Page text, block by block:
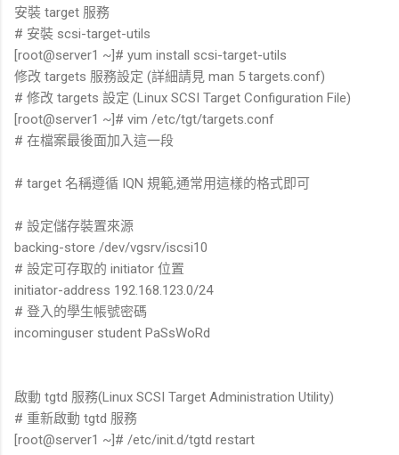
安裝 target 服務
# 安裝 scsi-target-utils
[root@server1 ~]# yum install scsi-target-utils
修改 targets 服務設定 (詳細請見 man 5 targets.conf)
# 修改 targets 設定 (Linux SCSI Target Configuration File)
[root@server1 ~]# vim /etc/tgt/targets.conf
# 在檔案最後面加入這一段
# target 名稱遵循 IQN 規範,通常用這樣的格式即可
# 設定儲存裝置來源
backing-store /dev/vgsrv/iscsi10
# 設定可存取的 initiator 位置
initiator-address 192.168.123.0/24
# 登入的學生帳號密碼
incominguser student PaSsWoRd
啟動 tgtd 服務(Linux SCSI Target Administration Utility)
# 重新啟動 tgtd 服務
[root@server1 ~]# /etc/init.d/tgtd restart